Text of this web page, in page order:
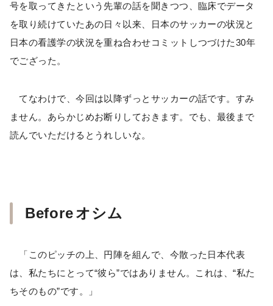
号を取ってきたという先輩の話を聞きつつ、臨床でデータ
を取り続けていたあの日々以来、日本のサッカーの状況と
日本の看護学の状況を重ね合わせコミットしつづけた30年
でござった。
てなわけで、今回は以降ずっとサッカーの話です。すみ
ません。あらかじめお断りしておきます。でも、最後まで
読んでいただけるとうれしいな。
Beforeオシム
「このピッチの上、円陣を組んで、今散った日本代表
は、私たちにとって“彼ら”ではありません。これは、“私た
ちそのもの”です。」